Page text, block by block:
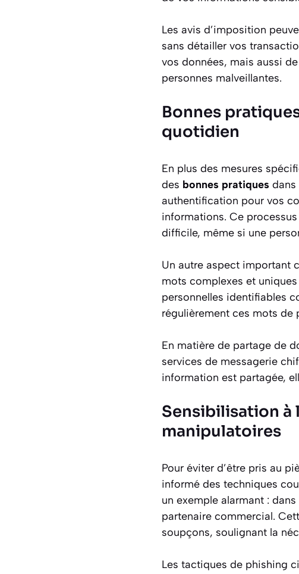
Les avis d’imposition
sans détailler vos
vos données, mais aussi
personnes malveillantes.
Bonnes
quotidien
En plus des mesures
des bonnes pratiques dans
authentification pour vos
informations. Ce
difficile, même si une
Un autre aspect important
mots complexes et
personnelles identifiables
régulièrement ces mots de
En matière de partage de
services de messagerie
information est partagée,
Sensibilisation à
manipulatoires
Pour éviter d’être pris au
informé des techniques
un exemple alarmant :
partenaire commercial.
soupçons, soulignant la
Les tactiques de phishing